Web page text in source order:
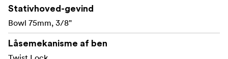
Stativhoved-gevind
Bowl 75mm, 3/8"
Låsemekanisme af ben